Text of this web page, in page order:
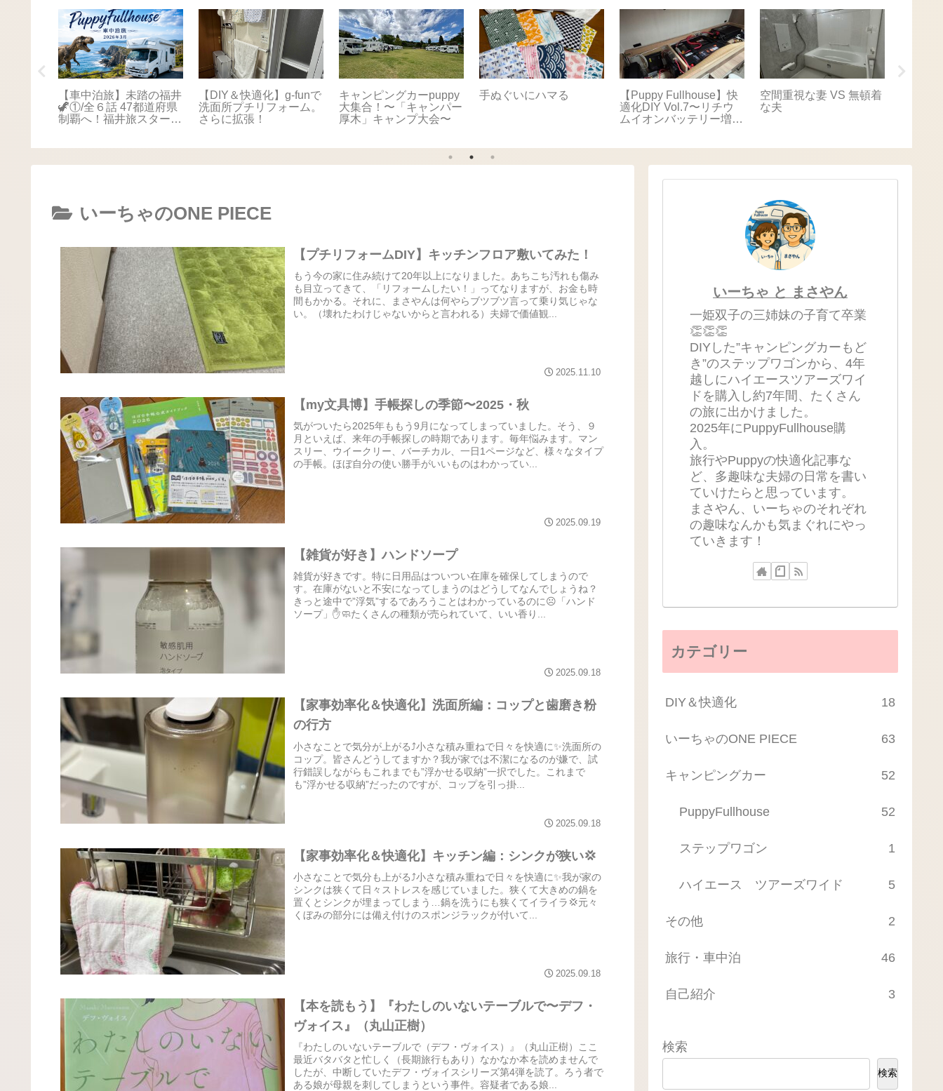
【車中泊旅】未踏の福井
🦖①/全６話 47都道府県
制覇へ！福井旅スタート
【DIY＆快適化】g-funで
洗面所プチリフォーム。
さらに拡張！
キャンピングカーpuppy
大集合！〜「キャンパー
厚木」キャンプ大会〜
手ぬぐいにハマる
【Puppy Fullhouse】快
適化DIY Vol.7〜リチウ
ムイオンバッテリー増
空間重視な妻 VS 無頓着
な夫
いーちゃのONE PIECE
【プチリフォームDIY】キッチンフロア敷いてみた！
もう今の家に住み続けて20年以上になりました。あちこち汚れも傷み
も目立ってきて、「リフォームしたい！」ってなりますが、お金も時
間もかかる。それに、まさやんは何やらブツブツ言って乗り気じゃな
い。（壊れたわけじゃないからと言われる）夫婦で価値観...
2025.11.10
【my文具博】手帳探しの季節〜2025・秋
気がついたら2025年ももう9月になってしまっていました。そう、９
月といえば、来年の手帳探しの時期であります。毎年悩みます。マン
スリー、ウイークリー、バーチカル、一日1ページなど、様々なタイプ
の手帳。ほぼ自分の使い勝手がいいものはわかってい...
2025.09.19
【雑貨が好き】ハンドソープ
雑貨が好きです。特に日用品はついつい在庫を確保してしまうので
す。在庫がないと不安になってしまうのはどうしてなんでしょうね？
きっと途中で”浮気”するであろうことはわかっているのに☹️「ハンド
ソープ」✋️🧼たくさんの種類が売られていて、いい香り...
2025.09.18
【家事効率化＆快適化】洗面所編：コップと歯磨き粉
の行方
小さなことで気分が上がる⤴️小さな積み重ねで日々を快適に✨️洗面所の
コップ。皆さんどうしてますか？我が家では不潔になるのが嫌で、試
行錯誤しながらもこれまでも”浮かせる収納”一択でした。これまで
も”浮かせる収納”だったのですが、コップを引っ掛...
2025.09.18
【家事効率化＆快適化】キッチン編：シンクが狭い💢
小さなことで気分も上がる⤴️小さな積み重ねで日々を快適に✨️我が家の
シンクは狭くて日々ストレスを感じていました。狭くて大きめの鍋を
置くとシンクが埋まってしまう…鍋を洗うにも狭くてイライラ💢元々
くぼみの部分には備え付けのスポンジラックが付いて...
2025.09.18
【本を読もう】『わたしのいないテーブルで〜デフ・
ヴォイス』（丸山正樹）
『わたしのいないテーブルで（デフ・ヴォイス）』（丸山正樹）ここ
最近バタバタと忙しく（長期旅行もあり）なかなか本を読めませんで
したが、中断していたデフ・ヴォイスシリーズ第4弾を読了。ろう者で
ある娘が母親を刺してしまうという事件。容疑者である娘...
いーちゃ と まさやん
一姫双子の三姉妹の子育て卒業
👏👏👏
DIYした”キャンピングカーもど
き”のステップワゴンから、4年
越しにハイエースツアーズワイ
ドを購入し約7年間、たくさん
の旅に出かけました。
2025年にPuppyFullhouse購
入。
旅行やPuppyの快適化記事な
ど、多趣味な夫婦の日常を書い
ていけたらと思っています。
まさやん、いーちゃのそれぞれ
の趣味なんかも気まぐれにやっ
ていきます！
カテゴリー
DIY＆快適化 18
いーちゃのONE PIECE 63
キャンピングカー 52
PuppyFullhouse 52
ステップワゴン 1
ハイエース ツアーズワイド 5
その他 2
旅行・車中泊 46
自己紹介 3
検索
検索